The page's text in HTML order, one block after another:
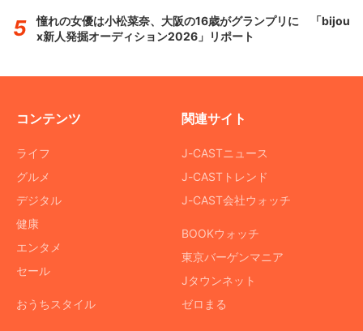
憧れの女優は小松菜奈、大阪の16歳がグランプリに 「bijou
x新人発掘オーディション2026」リポート
コンテンツ
ライフ
グルメ
デジタル
健康
エンタメ
セール
おうちスタイル
関連サイト
J-CASTニュース
J-CASTトレンド
J-CAST会社ウォッチ
BOOKウォッチ
東京バーゲンマニア
Jタウンネット
ゼロまる